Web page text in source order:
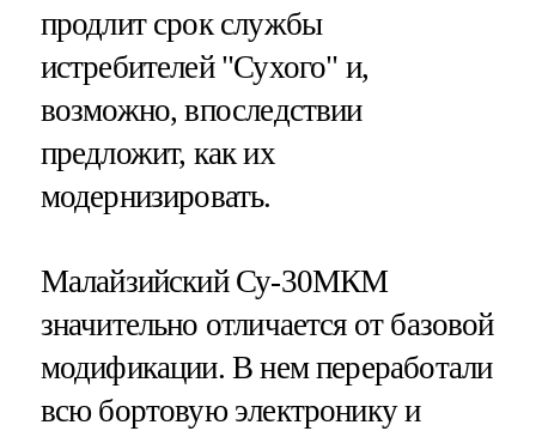
продлит срок службы
истребителей "Сухого" и,
возможно, впоследствии
предложит, как их
модернизировать.
Малайзийский Су-30МКМ
значительно отличается от базовой
модификации. В нем переработали
всю бортовую электронику и